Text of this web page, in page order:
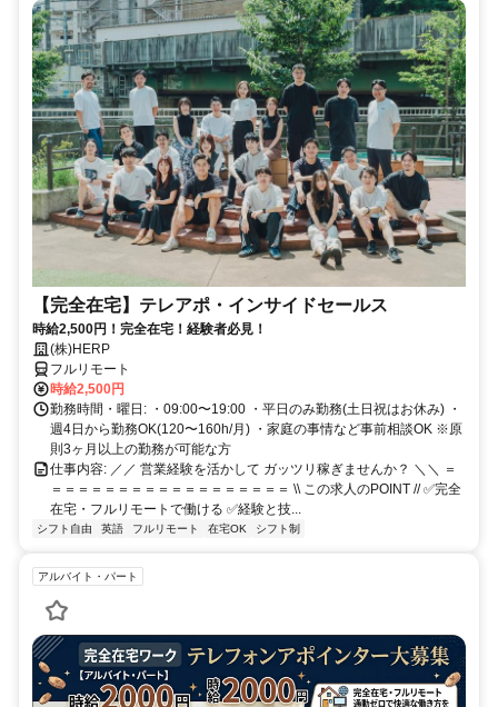
【完全在宅】テレアポ・インサイドセールス
時給2,500円！完全在宅！経験者必見！
(株)HERP
フルリモート
時給2,500円
勤務時間・曜日: ・09:00〜19:00 ・平日のみ勤務(土日祝はお休み) ・
週4日から勤務OK(120〜160h/月) ・家庭の事情など事前相談OK ※原
則3ヶ月以上の勤務が可能な方
仕事内容: ／／ 営業経験を活かして ガッツリ稼ぎませんか？ ＼＼ ＝
＝＝＝＝＝＝＝＝＝＝＝＝＝＝＝＝＝＝ \\ この求人のPOINT // ✅完全
在宅・フルリモートで働ける ✅経験と技...
シフト自由 英語 フルリモート 在宅OK シフト制
アルバイト・パート